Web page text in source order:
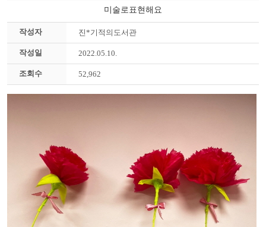
미술로표현해요
작성자 진*기적의도서관
작성일 2022.05.10.
조회수 52,962